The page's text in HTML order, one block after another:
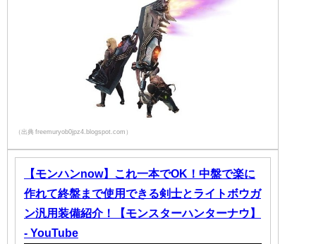
（出典 freemuryob0jpz4.blogspot.com）
【モンハンnow】これ一本でOK！中盤で楽に
作れて終盤まで使用できる剣士とライトボウガ
ン汎用装備紹介！【モンスターハンターナウ】
- YouTube